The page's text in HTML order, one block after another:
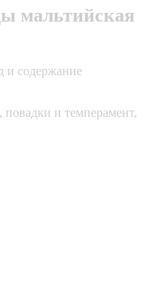
мальтийская
и содержание
и темперамент,